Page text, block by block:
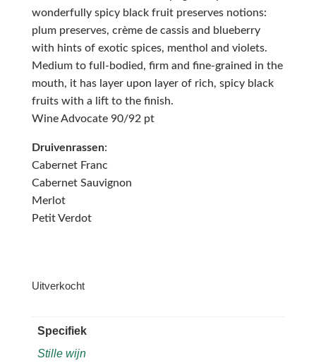
wonderfully spicy black fruit preserves notions:
plum preserves, crème de cassis and blueberry
with hints of exotic spices, menthol and violets.
Medium to full-bodied, firm and fine-grained in the
mouth, it has layer upon layer of rich, spicy black
fruits with a lift to the finish.
Wine Advocate 90/92 pt
Druivenrassen:
Cabernet Franc
Cabernet Sauvignon
Merlot
Petit Verdot
Uitverkocht
Specifiek
Stille wijn